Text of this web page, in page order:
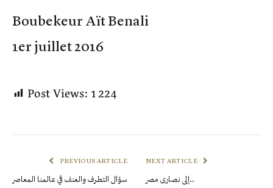
Boubekeur Aït Benali
1er juillet 2016
Post Views:1 224
PREVIOUS ARTICLE
سؤال التطرف والعنف في عالمنا المعاصر
NEXT ARTICLE
إلى نصارى مصر..